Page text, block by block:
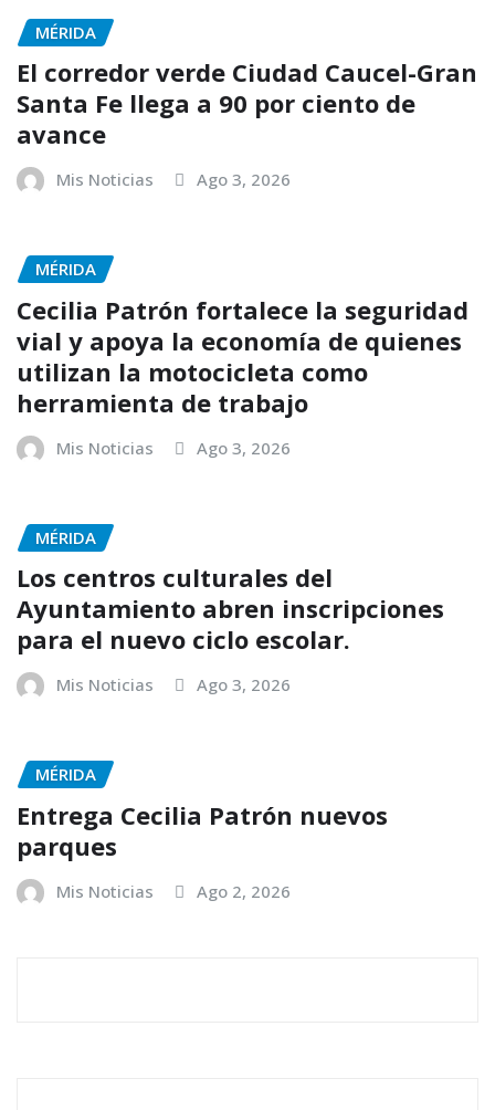
MÉRIDA
El corredor verde Ciudad Caucel-Gran
Santa Fe llega a 90 por ciento de
avance
Mis Noticias Ago 3, 2026
MÉRIDA
Cecilia Patrón fortalece la seguridad
vial y apoya la economía de quienes
utilizan la motocicleta como
herramienta de trabajo
Mis Noticias Ago 3, 2026
MÉRIDA
Los centros culturales del
Ayuntamiento abren inscripciones
para el nuevo ciclo escolar.
Mis Noticias Ago 3, 2026
MÉRIDA
Entrega Cecilia Patrón nuevos
parques
Mis Noticias Ago 2, 2026